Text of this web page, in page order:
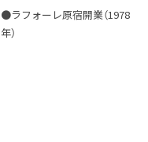
●ラフォーレ原宿開業（1978
年）